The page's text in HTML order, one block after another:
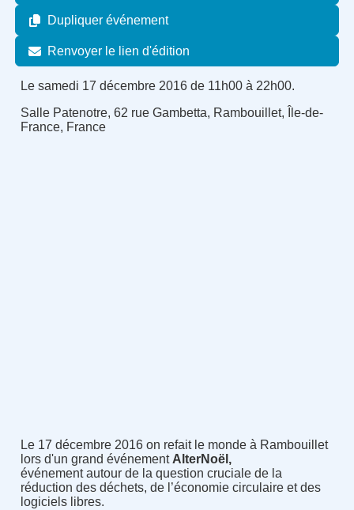
Dupliquer événement
Renvoyer le lien d'édition
Le samedi 17 décembre 2016 de 11h00 à 22h00.
Salle Patenotre, 62 rue Gambetta, Rambouillet, Île-de-
France, France
Le 17 décembre 2016 on refait le monde à Rambouillet
lors d'un grand événement AlterNoël,
événement autour de la question cruciale de la
réduction des déchets, de l’économie circulaire et des
logiciels libres.